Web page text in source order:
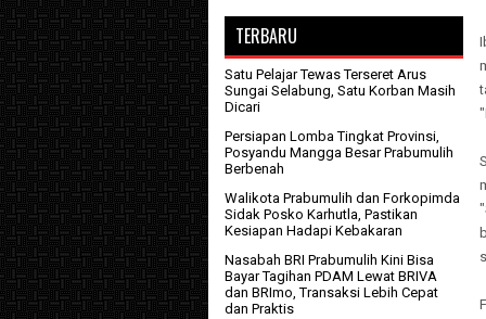
TERBARU
Satu Pelajar Tewas Terseret Arus
Sungai Selabung, Satu Korban Masih
Dicari
Persiapan Lomba Tingkat Provinsi,
Posyandu Mangga Besar Prabumulih
Berbenah
Walikota Prabumulih dan Forkopimda
Sidak Posko Karhutla, Pastikan
Kesiapan Hadapi Kebakaran
Nasabah BRI Prabumulih Kini Bisa
Bayar Tagihan PDAM Lewat BRIVA
dan BRImo, Transaksi Lebih Cepat
dan Praktis